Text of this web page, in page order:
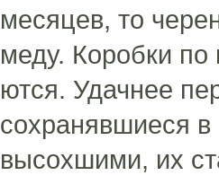
месяцев, то
меду. Коробки
ются. Удачнее
сохранявшиеся
высохшими, их